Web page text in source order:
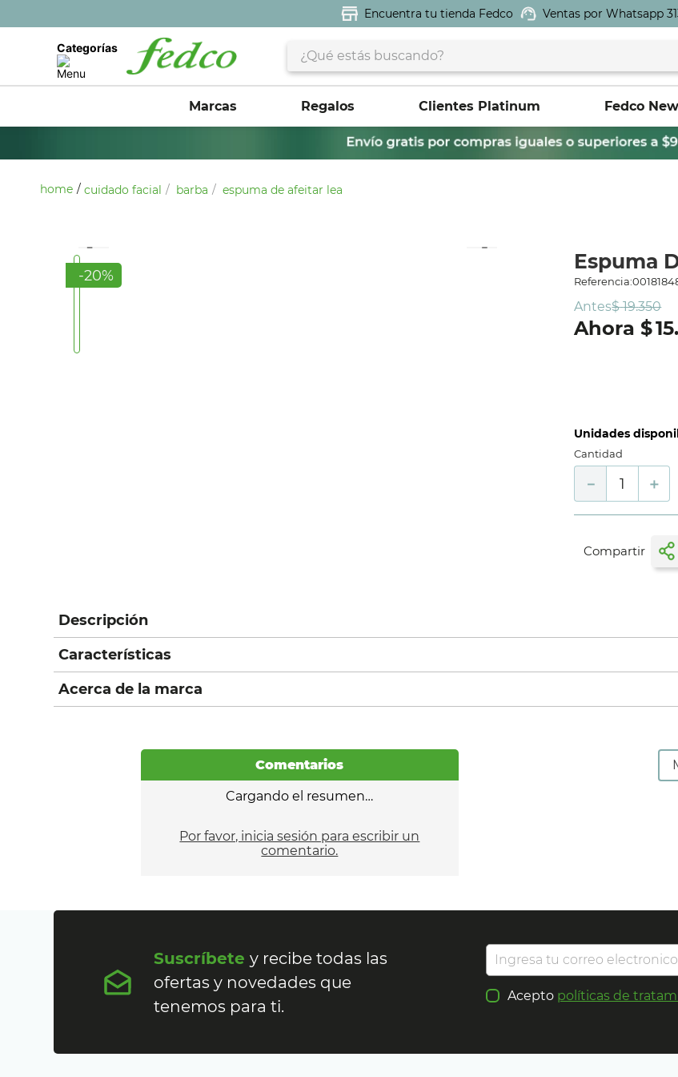
Encuentra tu tienda Fedco Ventas por Whatsapp
Categorías ¿Qué estás buscando?
Marcas Regalos Clientes Platinum Fedco New
cuidado facial barba espuma de afeitar lea
-20%
Espuma
Referencia:
Antes$ 19.350
$15
Unidades
Cantidad
＋
－
Descripción
Características
Acerca de la marca
Comentarios
Cargando el resumen…
Por favor, inicia sesión para escribir un
comentario.
Suscríbetey recibe todas las
ofertas y novedades que
tenemos para ti.
Acepto políticas de